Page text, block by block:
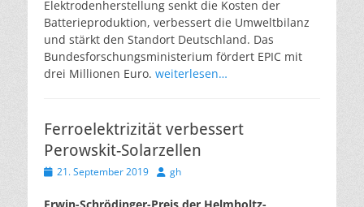
Elektrodenherstellung senkt die Kosten der
Batterieproduktion, verbessert die Umweltbilanz
und stärkt den Standort Deutschland. Das
Bundesforschungsministerium fördert EPIC mit
drei Millionen Euro. weiterlesen…
Ferroelektrizität verbessert
Perowskit-Solarzellen
Veröffentlicht
21. September 2019 Autor
gh